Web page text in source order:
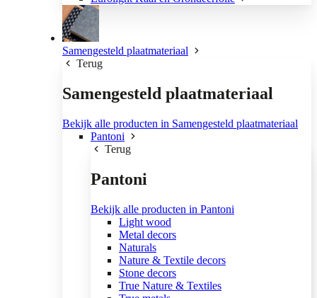
Samengesteld plaatmateriaal
Terug
Samengesteld plaatmateriaal
Bekijk alle producten in Samengesteld plaatmateriaal
Pantoni
Terug
Pantoni
Bekijk alle producten in Pantoni
Light wood
Metal decors
Naturals
Nature & Textile decors
Stone decors
True Nature & Textiles